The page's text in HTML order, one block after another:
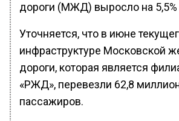
дороги (МЖД) выросло на
Уточняется, что в июне
инфраструктуре Московской
дороги, которая является
«РЖД», перевезли 62,8
пассажиров.